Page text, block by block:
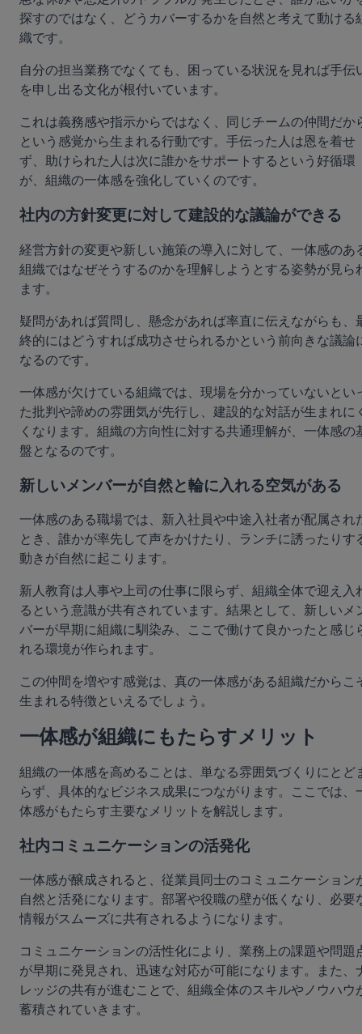
探すのではなく、どうカバーするかを自然と考えて動ける
織です。
自分の担当業務でなくても、困っている状況を見れば手伝
を申し出る文化が根付いています。
これは義務感や指示からではなく、同じチームの仲間だか
という感覚から生まれる行動です。手伝った人は恩を着せ
ず、助けられた人は次に誰かをサポートするという好循環
が、組織の一体感を強化していくのです。
社内の方針変更に対して建設的な議論ができる
経営方針の変更や新しい施策の導入に対して、一体感のあ
組織ではなぜそうするのかを理解しようとする姿勢が見ら
ます。
疑問があれば質問し、懸念があれば率直に伝えながらも、
終的にはどうすれば成功させられるかという前向きな議論
なるのです。
一体感が欠けている組織では、現場を分かっていないとい
た批判や諦めの雰囲気が先行し、建設的な対話が生まれに
くなります。組織の方向性に対する共通理解が、一体感の
盤となるのです。
新しいメンバーが自然と輪に入れる空気がある
一体感のある職場では、新入社員や中途入社者が配属され
とき、誰かが率先して声をかけたり、ランチに誘ったりす
動きが自然に起こります。
新人教育は人事や上司の仕事に限らず、組織全体で迎え入
るという意識が共有されています。結果として、新しいメ
バーが早期に組織に馴染み、ここで働けて良かったと感じ
れる環境が作られます。
この仲間を増やす感覚は、真の一体感がある組織だからこ
生まれる特徴といえるでしょう。
一体感が組織にもたらすメリット
組織の一体感を高めることは、単なる雰囲気づくりにとど
らず、具体的なビジネス成果につながります。ここでは、
体感がもたらす主要なメリットを解説します。
社内コミュニケーションの活発化
一体感が醸成されると、従業員同士のコミュニケーション
自然と活発になります。部署や役職の壁が低くなり、必要
情報がスムーズに共有されるようになります。
コミュニケーションの活性化により、業務上の課題や問題
が早期に発見され、迅速な対応が可能になります。また、
レッジの共有が進むことで、組織全体のスキルやノウハウ
蓄積されていきます。